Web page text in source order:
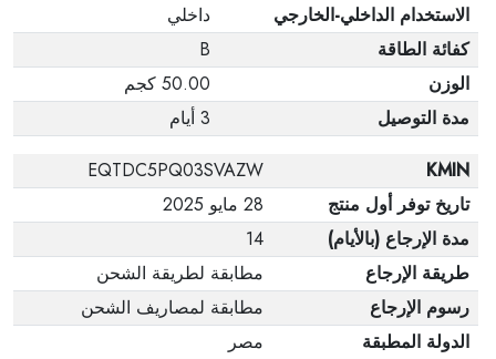
الاستخدام الداخلي-الخارجي
داخلي
كفائة الطاقة
B
الوزن
50.00 كجم
مدة التوصيل
3 أيام
KMIN
EQTDC5PQ03SVAZW
تاريخ توفر أول منتج
28 مايو 2025
مدة الإرجاع (بالأيام)
14
طريقة الإرجاع
مطابقة لطريقة الشحن
رسوم الإرجاع
مطابقة لمصاريف الشحن
الدولة المطبقة
مصر